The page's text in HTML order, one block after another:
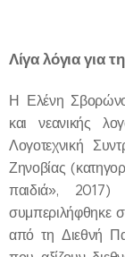
Λίγα λόγια για
Η Ελένη
και νεανικής
Λογοτεχνική
Ζηνοβίας
παιδιά»,
συμπεριλήφθηκε
από τη Διεθνή